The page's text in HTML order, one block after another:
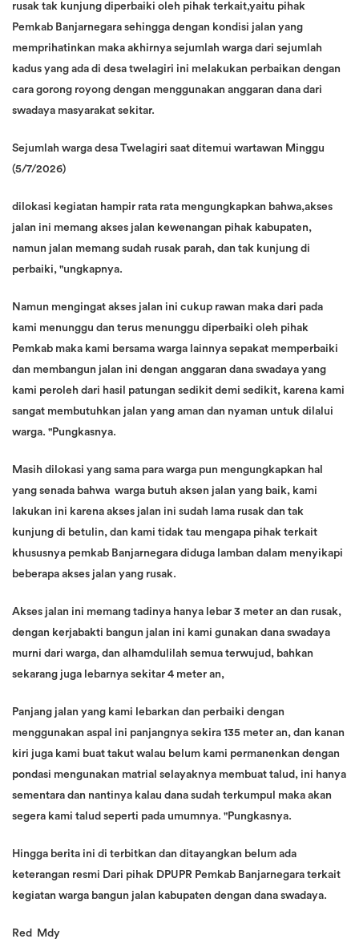
rusak tak kunjung diperbaiki oleh pihak terkait,yaitu pihak
Pemkab Banjarnegara sehingga dengan kondisi jalan yang
memprihatinkan maka akhirnya sejumlah warga dari sejumlah
kadus yang ada di desa twelagiri ini melakukan perbaikan dengan
cara gorong royong dengan menggunakan anggaran dana dari
swadaya masyarakat sekitar.
Sejumlah warga desa Twelagiri saat ditemui wartawan Minggu
(5/7/2026)
dilokasi kegiatan hampir rata rata mengungkapkan bahwa,akses
jalan ini memang akses jalan kewenangan pihak kabupaten,
namun jalan memang sudah rusak parah, dan tak kunjung di
perbaiki, "ungkapnya.
Namun mengingat akses jalan ini cukup rawan maka dari pada
kami menunggu dan terus menunggu diperbaiki oleh pihak
Pemkab maka kami bersama warga lainnya sepakat memperbaiki
dan membangun jalan ini dengan anggaran dana swadaya yang
kami peroleh dari hasil patungan sedikit demi sedikit, karena kami
sangat membutuhkan jalan yang aman dan nyaman untuk dilalui
warga. "Pungkasnya.
Masih dilokasi yang sama para warga pun mengungkapkan hal
yang senada bahwa warga butuh aksen jalan yang baik, kami
lakukan ini karena akses jalan ini sudah lama rusak dan tak
kunjung di betulin, dan kami tidak tau mengapa pihak terkait
khususnya pemkab Banjarnegara diduga lamban dalam menyikapi
beberapa akses jalan yang rusak.
Akses jalan ini memang tadinya hanya lebar 3 meter an dan rusak,
dengan kerjabakti bangun jalan ini kami gunakan dana swadaya
murni dari warga, dan alhamdulilah semua terwujud, bahkan
sekarang juga lebarnya sekitar 4 meter an,
Panjang jalan yang kami lebarkan dan perbaiki dengan
menggunakan aspal ini panjangnya sekira 135 meter an, dan kanan
kiri juga kami buat takut walau belum kami permanenkan dengan
pondasi mengunakan matrial selayaknya membuat talud, ini hanya
sementara dan nantinya kalau dana sudah terkumpul maka akan
segera kami talud seperti pada umumnya. "Pungkasnya.
Hingga berita ini di terbitkan dan ditayangkan belum ada
keterangan resmi Dari pihak DPUPR Pemkab Banjarnegara terkait
kegiatan warga bangun jalan kabupaten dengan dana swadaya.
Red Mdy